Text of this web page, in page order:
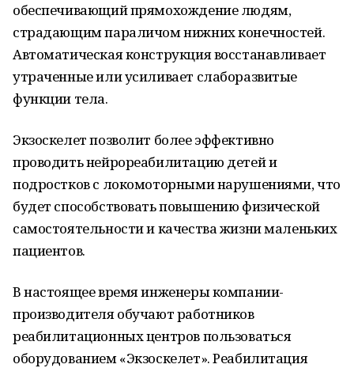
обеспечивающий прямохождение людям,
страдающим параличом нижних конечностей.
Автоматическая конструкция восстанавливает
утраченные или усиливает слаборазвитые
функции тела.
Экзоскелет позволит более эффективно
проводить нейрореабилитацию детей и
подростков с локомоторными нарушениями, что
будет способствовать повышению физической
самостоятельности и качества жизни маленьких
пациентов.
В настоящее время инженеры компании-
производителя обучают работников
реабилитационных центров пользоваться
оборудованием «Экзоскелет». Реабилитация